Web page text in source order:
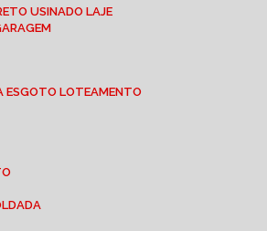
USINADO LAJE
ESGOTO LOTEAMENTO